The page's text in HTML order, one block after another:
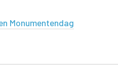
Monumentendag